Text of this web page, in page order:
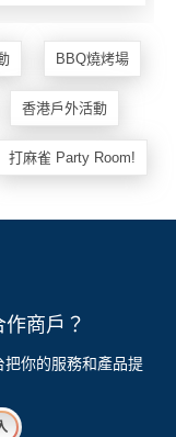
BBQ燒烤場
香港戶外活動
打麻雀 Party Room!
商戶？
你的服務和產品提